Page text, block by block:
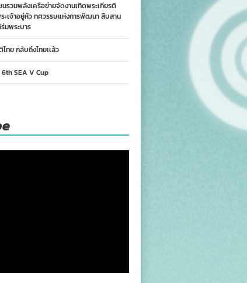
รวมพลังเครือข่ายจัดงานเทิดพระเกียรติ
ะเจ้าอยู่หัว ทศวรรษแห่งการพัฒนา สืบสาน
มพระบาร
ทย กลับถึงไทยเเล้ว
SEA V Cup